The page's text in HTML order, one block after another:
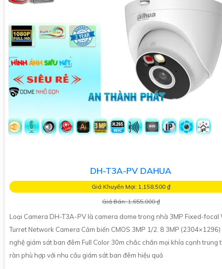
DH-T3A-PV DAHUA
Giá Khuyến Mại: 1,158,500 ₫
Giá Bán: 1,655,000 ₫
Loại Camera DH-T3A-PV là camera dome trong nhà 3MP Fixed-focal
Turret Network Camera Cảm biến CMOS 3MP 1/2. 8 3MP
nghệ giám sát ban đêm Full Color 30m chắc chắn mọi khía cạnh trung
ràn phù hợp với nhu cầu giám sát ban đêm hiệu quả